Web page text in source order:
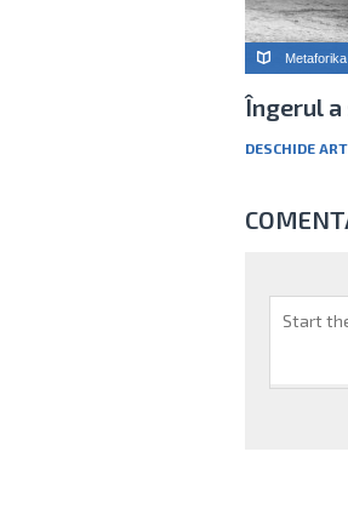
Metaforika
Îngerul
DESCHIDE